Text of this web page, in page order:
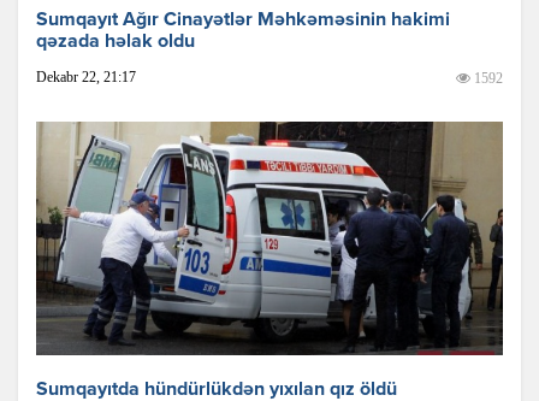
Sumqayıt Ağır Cinayətlər Məhkəməsinin hakimi
qəzada həlak oldu
Dekabr 22, 21:17 1592
Sumqayıtda hündürlükdən yıxılan qız öldü